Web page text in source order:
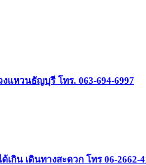
แหวนธัญบุรี โทร. 063-694-6997
กิน เดินทางสะดวก โทร 06-2662-